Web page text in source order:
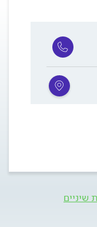
שיניים